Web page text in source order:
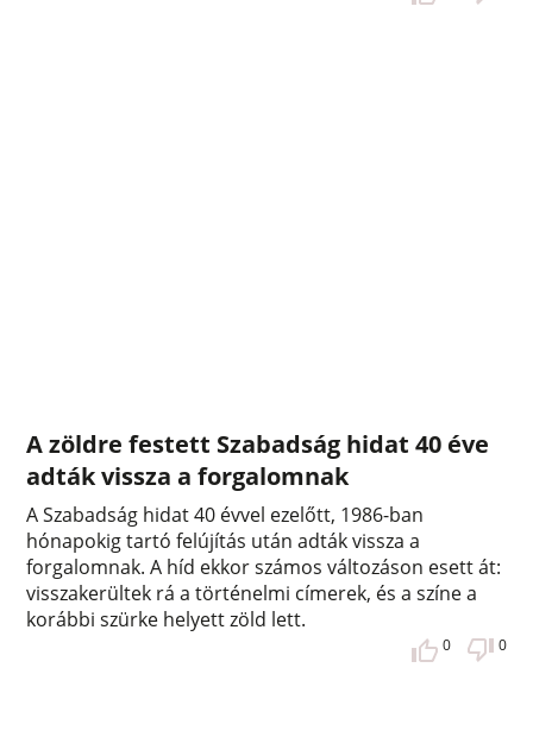
A zöldre festett Szabadság hidat 40 éve
adták vissza a forgalomnak
A Szabadság hidat 40 évvel ezelőtt, 1986-ban
hónapokig tartó felújítás után adták vissza a
forgalomnak. A híd ekkor számos változáson esett át:
visszakerültek rá a történelmi címerek, és a színe a
korábbi szürke helyett zöld lett.
0 0